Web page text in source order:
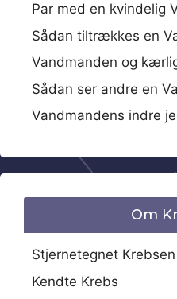
Par med en kvindelig
Sådan tiltrækkes en
Vandmanden og
Sådan ser andre en
Vandmandens indre
Om
Stjernetegnet Krebsen
Kendte Krebs